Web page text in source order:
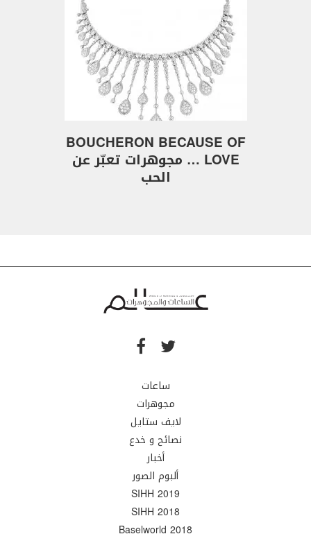
BOUCHERON BECAUSE OF
LOVE … مجوهرات تعبّر عن
الحب
ساعات
مجوهرات
لايف ستايل
نصائح و خدع
أخبار
ألبوم الصور
SIHH 2019
SIHH 2018
Baselworld 2018